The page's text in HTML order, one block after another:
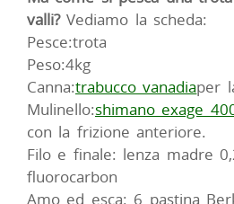
valli?Vediamo la scheda:
Pesce:trota
Peso:4kg
Canna:trabucco vanadiaper
Mulinello:shimano exage
con la frizione anteriore.
Filo e finale: lenza madre
fluorocarbon
Amo ed esca: 6 pastina